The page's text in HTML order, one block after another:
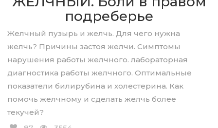
подреберье
Желчный пузырь и желчь. Для чего нужна
желчь? Причины застоя желчи. Симптомы
нарушения работы желчного. лабораторная
диагностика работы желчного. Оптимальные
показатели билирубина и холестерина. Как
помочь желчному и сделать желчь более
текучей?